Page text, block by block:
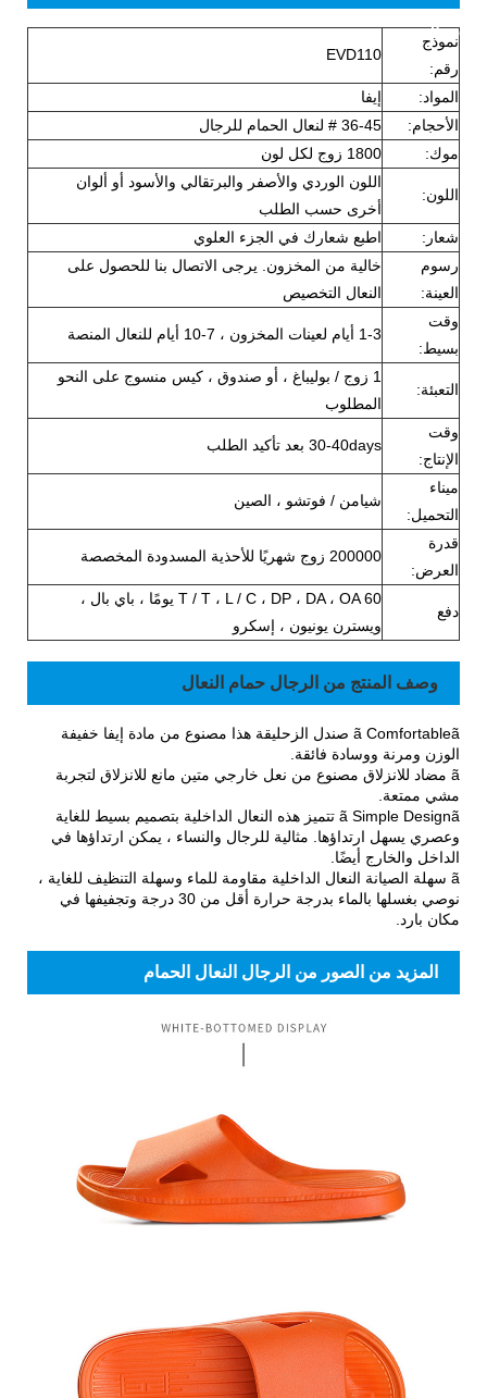
رجالي
نموذج
رقم:
EVD110
المواد:
إيفا
الأحجام:
36-45 # لنعال الحمام للرجال
موك:
1800 زوج لكل لون
اللون:
اللون الوردي والأصفر والبرتقالي والأسود أو ألوان
أخرى حسب الطلب
شعار:
اطبع شعارك في الجزء العلوي
رسوم
العينة:
خالية من المخزون. يرجى الاتصال بنا للحصول على
النعال التخصيص
وقت
بسيط:
1-3 أيام لعينات المخزون ، 7-10 أيام للنعال المنصة
التعبئة:
1 زوج / بوليباغ ، أو صندوق ، كيس منسوج على النحو
المطلوب
وقت
الإنتاج:
30-40days بعد تأكيد الطلب
ميناء
التحميل:
شيامن / فوتشو ، الصين
قدرة
العرض:
200000 زوج شهريًا للأحذية المسدودة المخصصة
دفع
T / T ، L / C ، DP ، DA ، OA 60 يومًا ، باي بال ،
ويسترن يونيون ، إسكرو
وصف المنتج من الرجال حمام النعال
ã Comfortableã صندل الزحليقة هذا مصنوع من مادة إيفا خفيفة
الوزن ومرنة ووسادة فائقة.
ã مضاد للانزلاق مصنوع من نعل خارجي متين مانع للانزلاق لتجربة
مشي ممتعة.
ã Simple Designã تتميز هذه النعال الداخلية بتصميم بسيط للغاية
وعصري يسهل ارتداؤها. مثالية للرجال والنساء ، يمكن ارتداؤها في
الداخل والخارج أيضًا.
ã سهلة الصيانة النعال الداخلية مقاومة للماء وسهلة التنظيف للغاية ،
نوصي بغسلها بالماء بدرجة حرارة أقل من 30 درجة وتجفيفها في
مكان بارد.
المزيد من الصور من الرجال النعال الحمام